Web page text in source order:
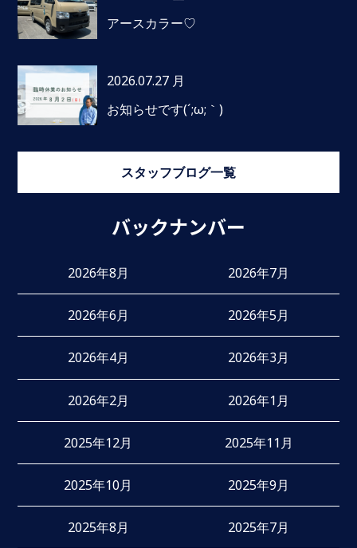
アースカラー♡
2026.07.27 月
お知らせです(´;ω;｀)
スタッフブログ一覧
バックナンバー
2026年8月 2026年7月
2026年6月 2026年5月
2026年4月 2026年3月
2026年2月 2026年1月
2025年12月 2025年11月
2025年10月 2025年9月
2025年8月 2025年7月